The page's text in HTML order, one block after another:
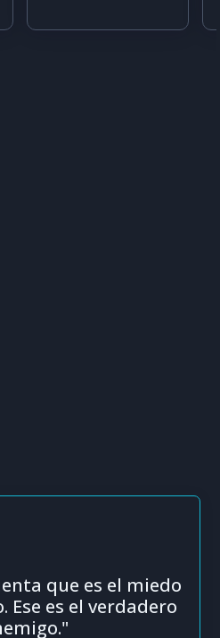
que es el miedo
Ese es el verdadero